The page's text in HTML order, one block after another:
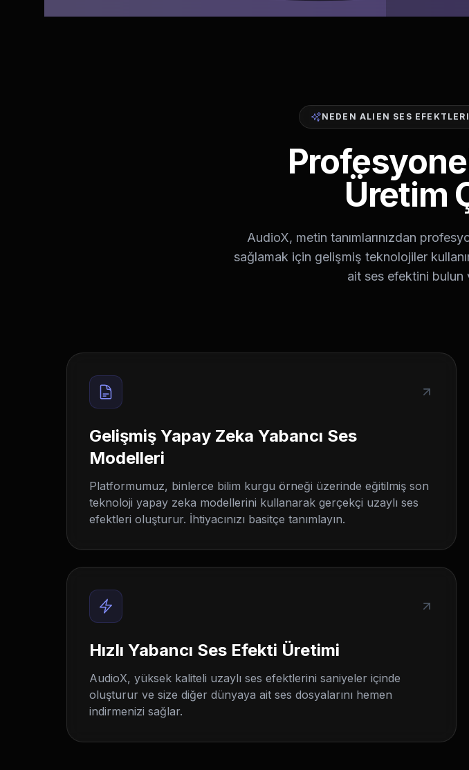
NEDEN ALIEN SES
Üretim
AudioX, metin tanımlarınızdan
sağlamak için gelişmiş teknolojiler
ait ses efektini bulun
Gelişmiş Yapay Zeka Yabancı Ses
Modelleri
Platformumuz, binlerce bilim kurgu örneği üzerinde eğitilmiş son
teknoloji yapay zeka modellerini kullanarak gerçekçi uzaylı ses
efektleri oluşturur. İhtiyacınızı basitçe tanımlayın.
Hızlı Yabancı Ses Efekti Üretimi
AudioX, yüksek kaliteli uzaylı ses efektlerini saniyeler içinde
oluşturur ve size diğer dünyaya ait ses dosyalarını hemen
indirmenizi sağlar.